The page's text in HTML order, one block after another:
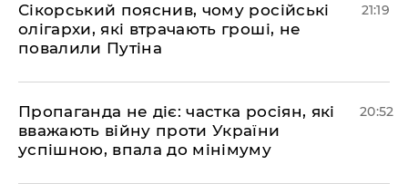
​Сікорський пояснив, чому російські
олігархи, які втрачають гроші, не
повалили Путіна
21:19
​Пропаганда не діє: частка росіян, які
вважають війну проти України
успішною, впала до мінімуму
20:52